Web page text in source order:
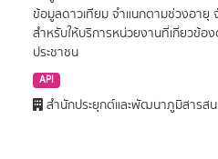
ข้อมูลดาวเทียม จำแนกตามช่วงอายุ
สำหรับให้บริการหน่วยงานที่เกี่ยวข้อ
ประชาชน
API
สำนักประยุกต์และพัฒนาภูมิสารสน